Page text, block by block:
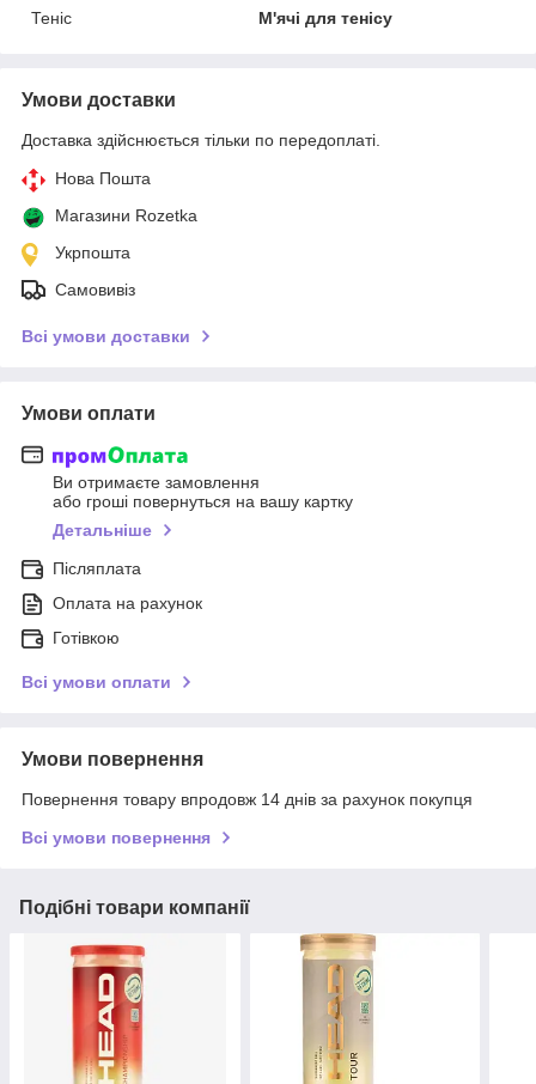
Теніс
М'ячі для тенісу
Умови доставки
Доставка здійснюється тільки по передоплаті.
Нова Пошта
Магазини Rozetka
Укрпошта
Самовивіз
Всі умови доставки
Умови оплати
Ви отримаєте замовлення
або гроші повернуться на вашу картку
Детальніше
Післяплата
Оплата на рахунок
Готівкою
Всі умови оплати
Умови повернення
Повернення товару впродовж 14 днів за рахунок покупця
Всі умови повернення
Подібні товари компанії